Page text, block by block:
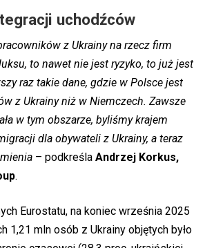
uchodźców
z Ukrainy na rzecz firm
to nawet nie jest ryzyko, to już jest
raz takie dane, gdzie w Polsce jest
z Ukrainy niż w Niemczech. Zawsze
w tym obszarze, byliśmy krajem
dla obywateli z Ukrainy, a teraz
– podkreśla Andrzej Korkus,
.
Eurostatu, na koniec września 2025
1,21 mln osób z Ukrainy objętych było